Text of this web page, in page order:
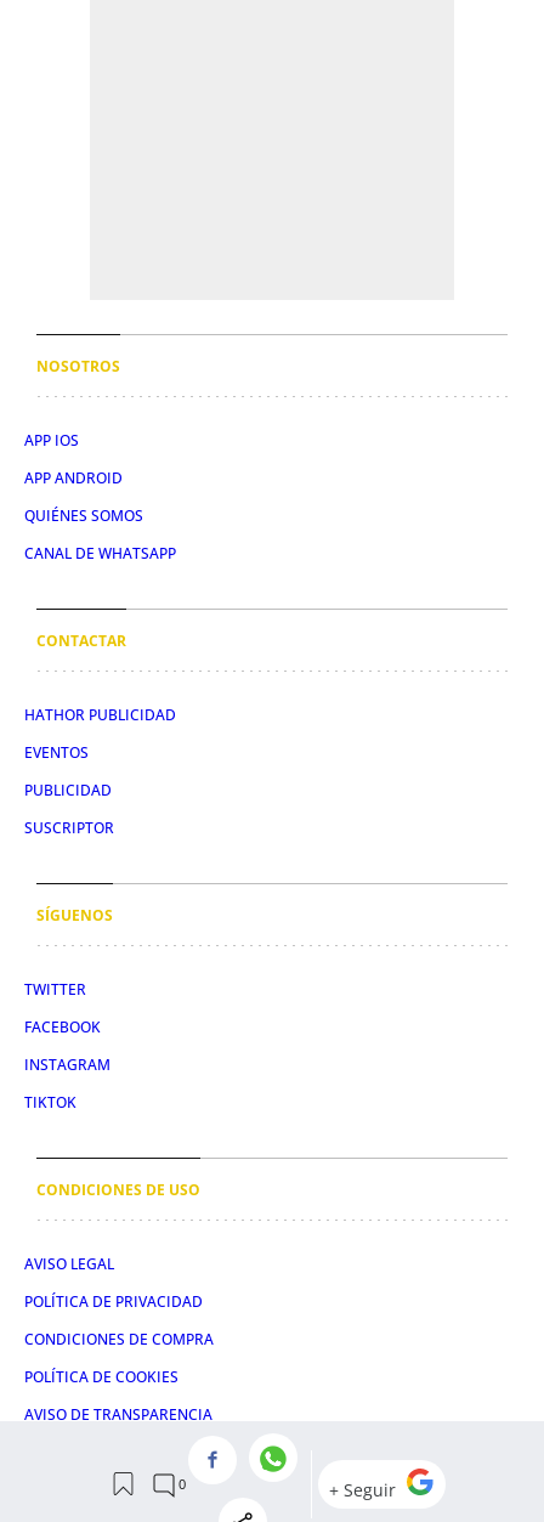
NOSOTROS
APP IOS
APP ANDROID
QUIÉNES SOMOS
CANAL DE WHATSAPP
CONTACTAR
HATHOR PUBLICIDAD
EVENTOS
PUBLICIDAD
SUSCRIPTOR
SÍGUENOS
TWITTER
FACEBOOK
INSTAGRAM
TIKTOK
CONDICIONES DE USO
AVISO LEGAL
POLÍTICA DE PRIVACIDAD
CONDICIONES DE COMPRA
POLÍTICA DE COOKIES
AVISO DE TRANSPARENCIA